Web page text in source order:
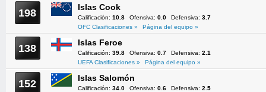
198 Islas Cook
Calificación: 10.8 Ofensiva: 0.0 Defensiva: 3.7
OFC Clasificaciones »
Página del equipo »
138 Islas Feroe
Calificación: 39.8 Ofensiva: 0.7 Defensiva: 2.1
UEFA Clasificaciones »
Página del equipo »
152 Islas Salomón
Calificación: 34.0 Ofensiva: 0.6 Defensiva: 2.5